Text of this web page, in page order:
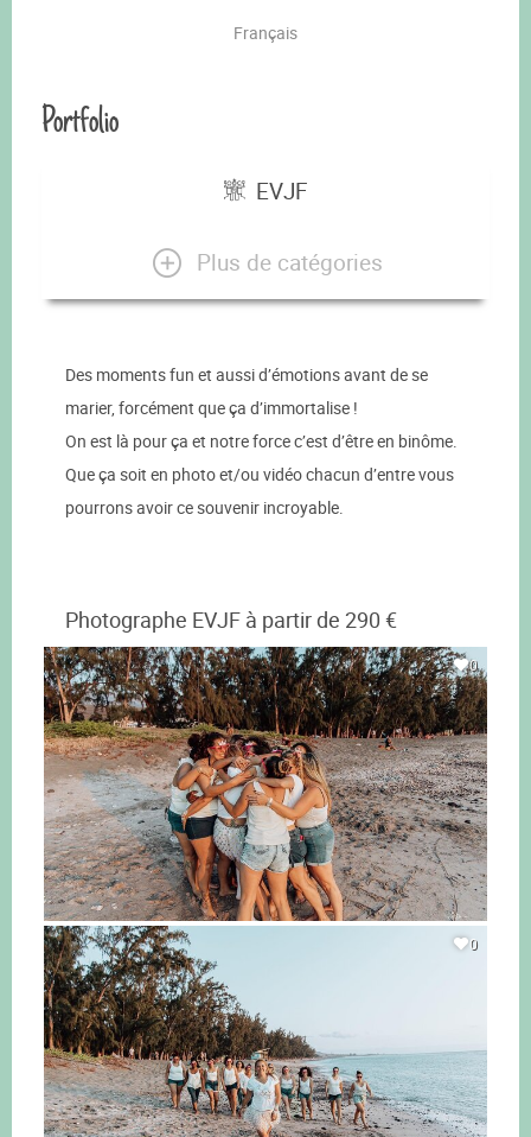
Français
Portfolio
EVJF
Plus de catégories
Des moments fun et aussi d’émotions avant de se
marier, forcément que ça d’immortalise !
On est là pour ça et notre force c’est d’être en binôme.
Que ça soit en photo et/ou vidéo chacun d’entre vous
pourrons avoir ce souvenir incroyable.
Photographe EVJF à partir de 290 €
0
0